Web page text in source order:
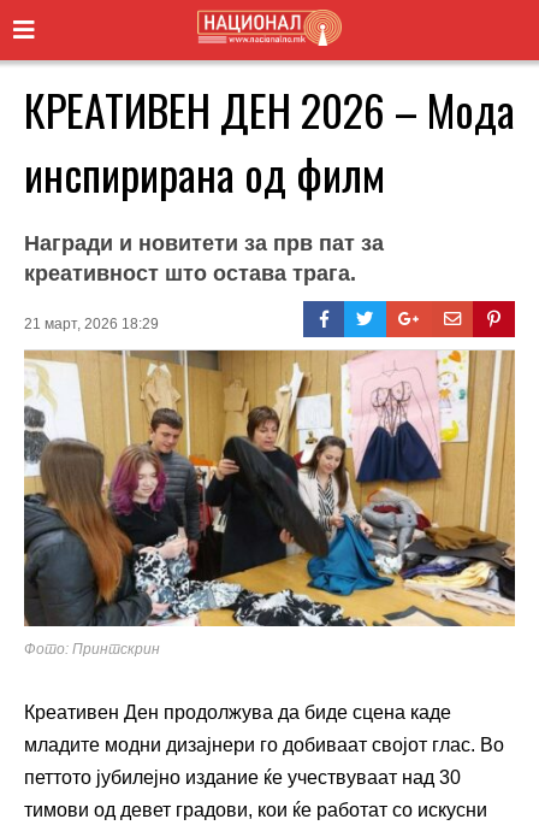
КРЕАТИВЕН ДЕН 2026 – Мода
инспирирана од филм
Награди и новитети за прв пат за
креативност што оставa трага.
21 март, 2026 18:29
Фото: Принтскрин
Креативен Ден продолжува да биде сцена каде
младите модни дизајнери го добиваат својот глас. Во
петтото јубилејно издание ќе учествуваат над 30
тимови од девет градови, кои ќе работат со искусни